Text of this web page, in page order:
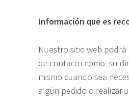
Información que es
Nuestro sitio web
de contacto como su
mismo cuando sea
algún pedido o realizar